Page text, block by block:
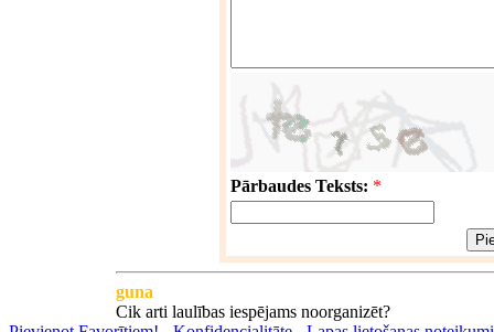
Pārbaudes Teksts: *
guna
Cik arti laulības iespējams noorganizēt?